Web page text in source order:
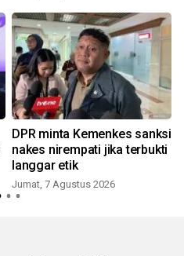
DPR minta Kemenkes sanksi
nakes nirempati jika terbukti
langgar etik
Jumat, 7 Agustus 2026